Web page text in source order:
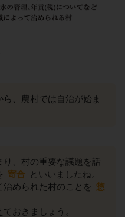
、農村では自治が始ま
、村の重要な議題を話
寄合 といいましたね。
められた村のことを 惣
おきましょう。